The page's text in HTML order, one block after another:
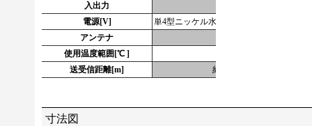
入出力
電源[V]
単4型ニッケル水素電池2個又はアルカリ
アンテナ
使用温度範囲[℃ ]
送受信距離[m]
約10～20（電波環境によ
寸法図